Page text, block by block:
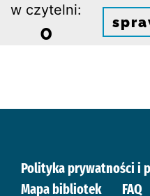
w czytelni:
0
Polityka prywatności i
Mapa bibliotek
FAQ